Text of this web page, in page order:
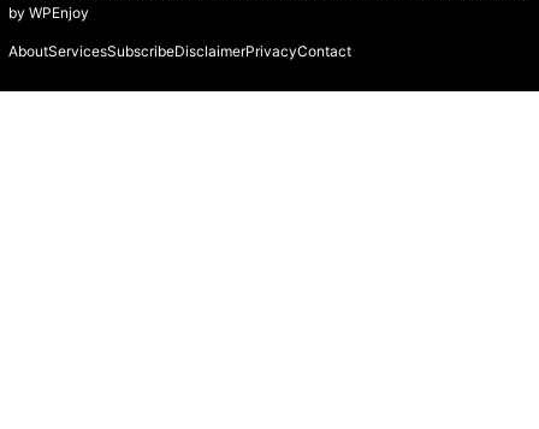
by WPEnjoy
AboutServicesSubscribeDisclaimerPrivacyContact